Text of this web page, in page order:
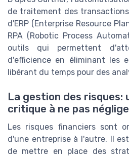
de traitement des
d'ERP (Enterprise Resource
RPA (Robotic Process
outils qui permettent
d'efficience en éliminant les
libérant du temps pour des
La gestion des risques:
critique à ne pas
Les risques financiers sont
d'une entreprise à l'autre. Il
de mettre en place des